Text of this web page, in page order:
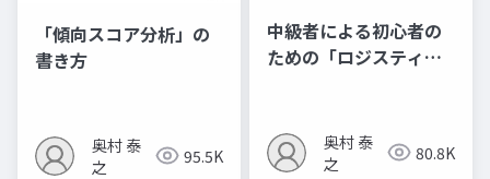
「傾向スコア分析」の
書き方
奥村 泰
之
95.5K
中級者による初心者の
ための「ロジスティッ
奥村 泰
之
80.8K